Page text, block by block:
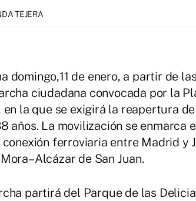
TEJERA
domingo,11 de enero, a partir de
ciudadana convocada por la
en la que se exigirá la reapertura
años. La movilización se
ferroviaria entre Madrid y
de San Juan.
partirá del Parque de las